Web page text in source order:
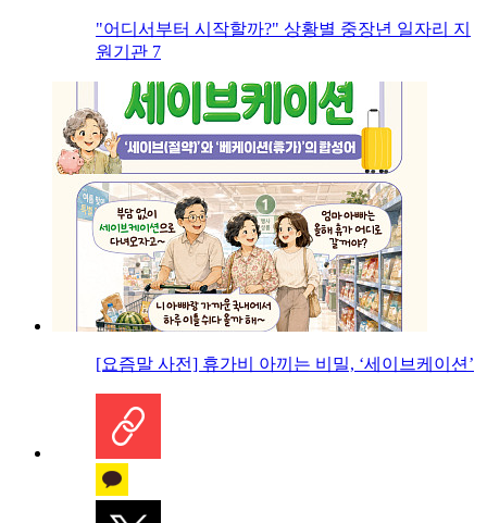
"어디서부터 시작할까?" 상황별 중장년 일자리 지
원기관 7
[요즘말 사전] 휴가비 아끼는 비밀, ‘세이브케이션’